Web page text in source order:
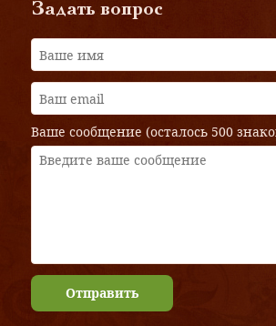
Задать вопрос
Ваше сообщение (осталось 500
Отправить